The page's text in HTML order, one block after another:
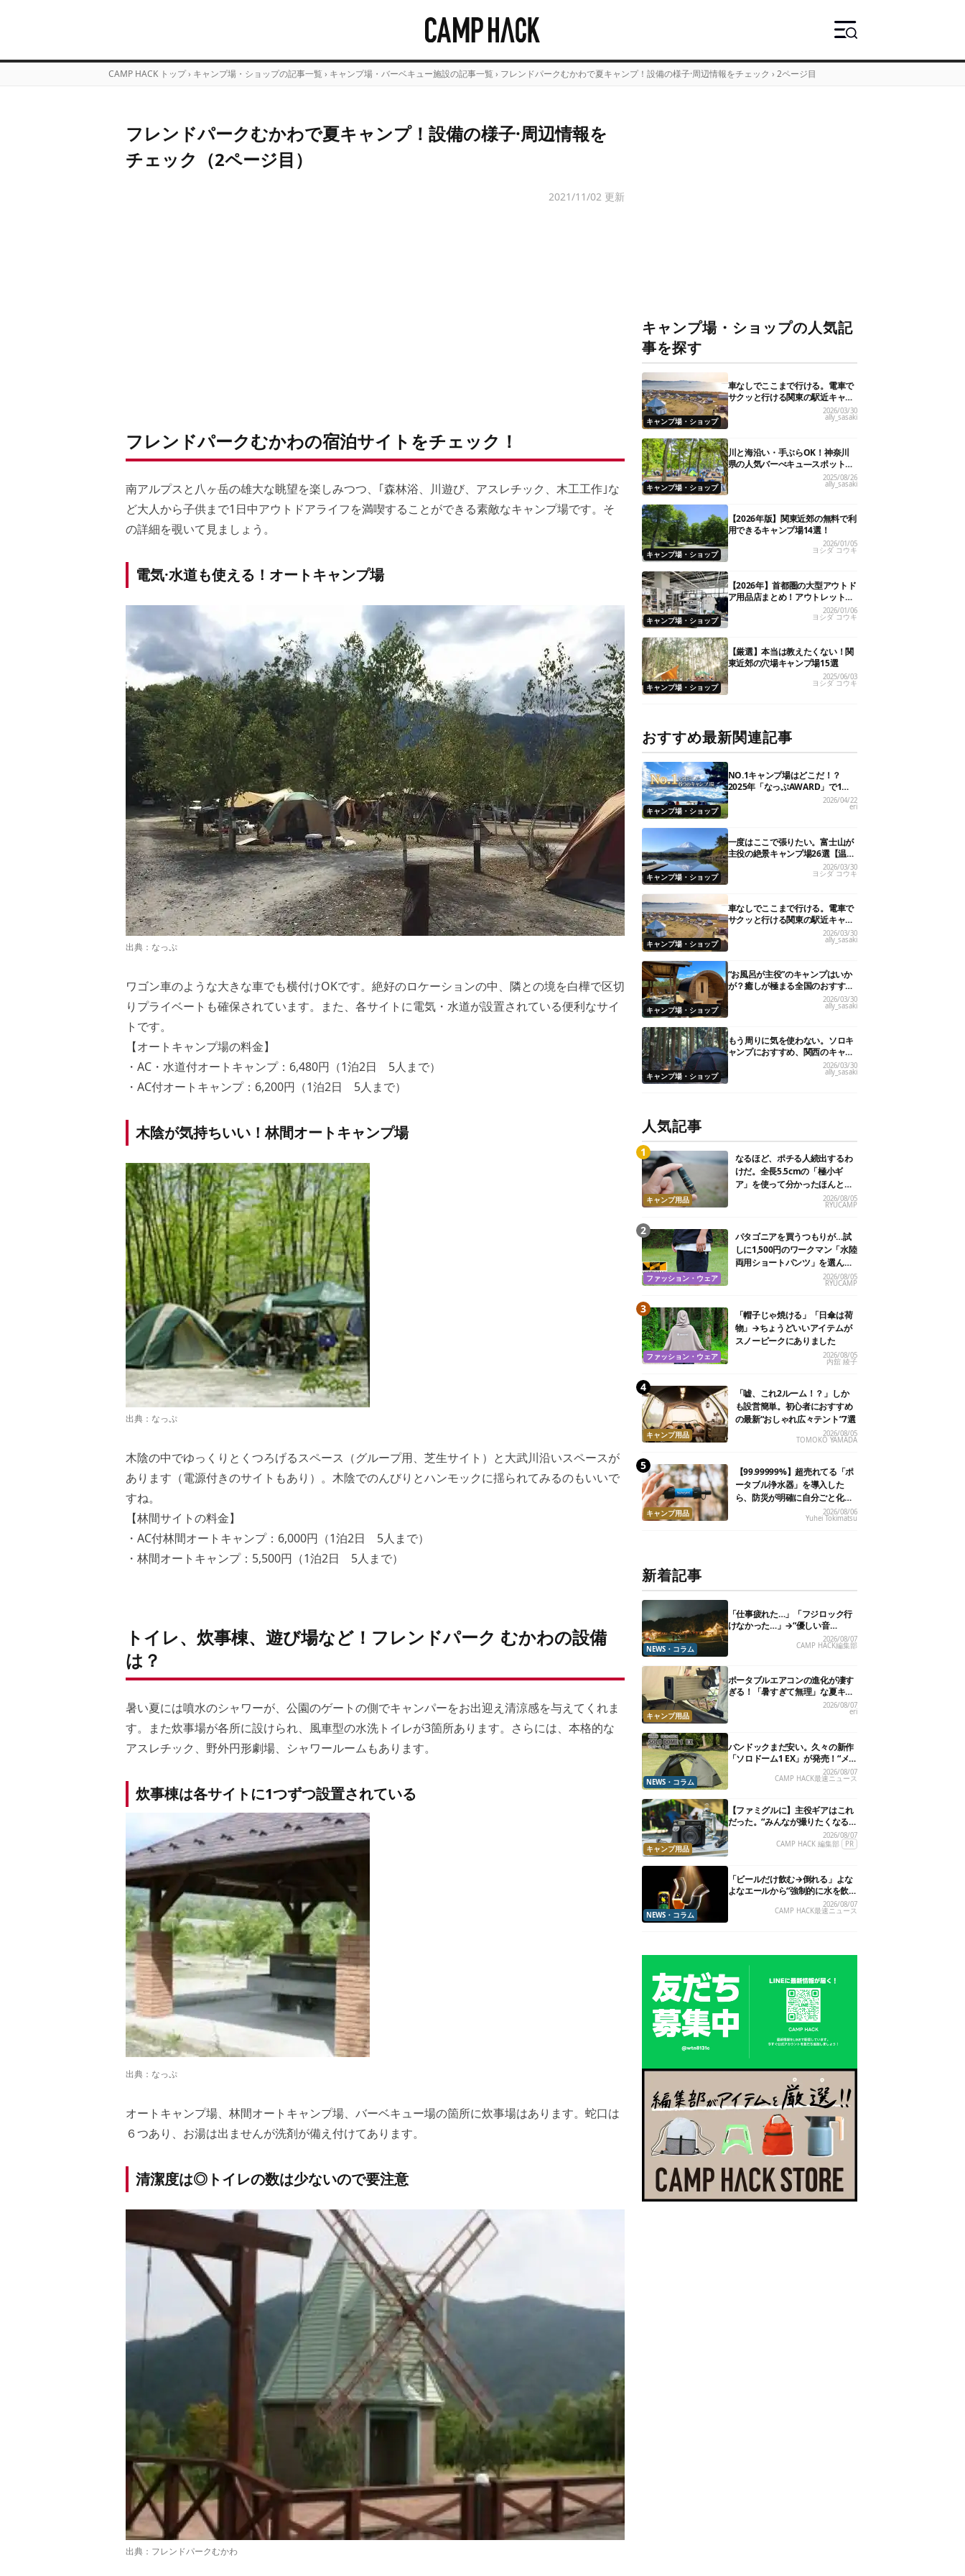
CAMP HACK トップ › キャンプ場・ショップの記事一覧 › キャンプ場・バーベキュー施設の記事一覧 › フレンドパークむかわで夏キャンプ！設備の様子·周辺情報をチェック › 2ページ目
フレンドパークむかわで夏キャンプ！設備の様子·周辺情報を
チェック（2ページ目）
2021/11/02 更新
フレンドパークむかわの宿泊サイトをチェック！
南アルプスと八ヶ岳の雄大な眺望を楽しみつつ、｢森林浴、川遊び、アスレチック、木工工作｣な
ど大人から子供まで1日中アウトドアライフを満喫することができる素敵なキャンプ場です。そ
の詳細を覗いて見ましょう。
電気·水道も使える！オートキャンプ場
出典： なっぷ
ワゴン車のような大きな車でも横付けOKです。絶好のロケーションの中、隣との境を白樺で区切
りプライベートも確保されています。また、各サイトに電気・水道が設置されている便利なサイ
トです。
【オートキャンプ場の料金】
・AC・水道付オートキャンプ：6,480円（1泊2日 5人まで）
・AC付オートキャンプ：6,200円（1泊2日 5人まで）
木陰が気持ちいい！林間オートキャンプ場
出典： なっぷ
木陰の中でゆっくりとくつろげるスペース（グループ用、芝生サイト）と大武川沿いスペースが
あります（電源付きのサイトもあり）。木陰でのんびりとハンモックに揺られてみるのもいいで
すね。
【林間サイトの料金】
・AC付林間オートキャンプ：6,000円（1泊2日 5人まで）
・林間オートキャンプ：5,500円（1泊2日 5人まで）
トイレ、炊事棟、遊び場など！フレンドパーク むかわの設備
は？
暑い夏には噴水のシャワーが、公園のゲートの側でキャンパーをお出迎え清涼感を与えてくれま
す。また炊事場が各所に設けられ、風車型の水洗トイレが3箇所あります。さらには、本格的な
アスレチック、野外円形劇場、シャワールームもあります。
炊事棟は各サイトに1つずつ設置されている
出典： なっぷ
オートキャンプ場、林間オートキャンプ場、バーベキュー場の箇所に炊事場はあります。蛇口は
６つあり、お湯は出ませんが洗剤が備え付けてあります。
清潔度は◎トイレの数は少ないので要注意
出典： フレンドパークむかわ
キャンプ場・ショップの人気記
事を探す
キャンプ場・ショップ
車なしでここまで行ける。電車で
サクッと行ける関東の駅近キャン
プ場18選
2026/03/30
ally_sasaki
キャンプ場・ショップ
川と海沿い・手ぶらOK！神奈川
県の人気バーべキュ―スポット20
選
2025/08/26
ally_sasaki
キャンプ場・ショップ
【2026年版】関東近郊の無料で利
用できるキャンプ場14選！
2026/01/05
ヨシダ コウキ
キャンプ場・ショップ
【2026年】首都圏の大型アウトド
ア用品店まとめ！アウトレット情
2026/01/06
ヨシダ コウキ
キャンプ場・ショップ
【厳選】本当は教えたくない！関
東近郊の穴場キャンプ場15選
2025/06/03
ヨシダ コウキ
おすすめ最新関連記事
キャンプ場・ショップ
NO.1キャンプ場はどこだ！？
2025年「なっぷAWARD」で1位
を獲得した人気6施設を大発表
2026/04/22
eri
キャンプ場・ショップ
一度はここで張りたい。富士山が
主役の絶景キャンプ場26選【温泉
や初心者向けまで】
2026/03/30
ヨシダ コウキ
キャンプ場・ショップ
車なしでここまで行ける。電車で
サクッと行ける関東の駅近キャン
プ場18選
2026/03/30
ally_sasaki
キャンプ場・ショップ
“お風呂が主役”のキャンプはいか
が？癒しが極まる全国のおすすめ
キャンプ場10選！
2026/03/30
ally_sasaki
キャンプ場・ショップ
もう周りに気を使わない。ソロキ
ャンプにおすすめ、関西のキャン
プ場21選
2026/03/30
ally_sasaki
人気記事
キャンプ用品
なるほど、ポチる人続出するわ
けだ。全長5.5cmの「極小ギ
ア」を使って分かったほんとの
2026/08/05
RYUCAMP
ファッション・ウェア
パタゴニアを買うつもりが…試
しに1,500円のワークマン「水陸
両用ショートパンツ」を選んだ
2026/08/05
RYUCAMP
ファッション・ウェア
「帽子じゃ焼ける」「日傘は荷
物」→ちょうどいいアイテムが
スノーピークにありました
2026/08/05
内舘 綾子
キャンプ用品
「嘘、これ2ルーム！？」しか
も設営簡単。初心者におすすめ
の最新“おしゃれ広々テント”7選
2026/08/05
TOMOKO YAMADA
キャンプ用品
【99.99999%】超売れてる「ポ
ータブル浄水器」を導入した
ら、防災が明確に自分ごと化し
2026/08/06
Yuhei Tokimatsu
新着記事
NEWS・コラム
「仕事疲れた…」「フジロック行
けなかった…」→“優しい音
楽”と“大きな自然”で治癒。まだ間
2026/08/07
CAMP HACK編集部
キャンプ用品
ポータブルエアコンの進化が凄す
ぎる！「暑すぎて無理」な夏キャ
ンプを激変させる最新5選2026/08/07
eri
NEWS・コラム
バンドックまだ安い。久々の新作
「ソロドーム1 EX」が発売！“メ
ッシュインナー”だけでも使える
よ【防災も◎】
2026/08/07
CAMP HACK最速ニュース
キャンプ用品
【ファミグルに】主役ギアはこれ
だった。“みんなが撮りたくなる
カメラ”が楽しすぎる！
2026/08/07
CAMP HACK 編集部
PR
NEWS・コラム
「ビールだけ飲む→倒れる」よな
よなエールから“強制的に水を飲
2026/08/07
CAMP HACK最速ニュース